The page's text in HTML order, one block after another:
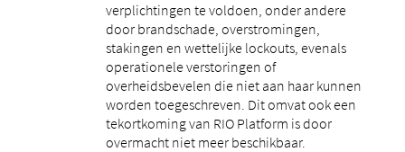
verplichtingen te voldoen, onder andere
door brandschade, overstromingen,
stakingen en wettelijke lockouts, evenals
operationele verstoringen of
overheidsbevelen die niet aan haar kunnen
worden toegeschreven. Dit omvat ook een
tekortkoming van RIO Platform is door
overmacht niet meer beschikbaar.